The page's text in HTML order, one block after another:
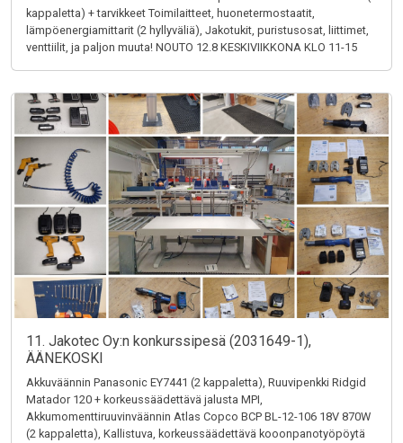
kappaletta) + tarvikkeet Toimilaitteet, huonetermostaatit,
lämpöenergiamittarit (2 hyllyväliä), Jakotukit, puristusosat, liittimet,
venttiilit, ja paljon muuta! NOUTO 12.8 KESKIVIIKKONA KLO 11-15
11. Jakotec Oy:n konkurssipesä (2031649-1),
ÄÄNEKOSKI
Akkuväännin Panasonic EY7441 (2 kappaletta), Ruuvipenkki Ridgid
Matador 120 + korkeussäädettävä jalusta MPI,
Akkumomenttiruuvinväännin Atlas Copco BCP BL-12-106 18V 870W
(2 kappaletta), Kallistuva, korkeussäädettävä kooonpanotyöpöytä